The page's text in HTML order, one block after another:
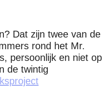
Dat zijn twee van de
rond het Mr.
persoonlijk en niet op
de twintig